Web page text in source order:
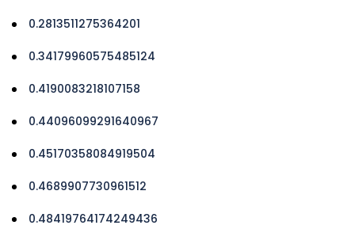
0.2813511275364201
0.34179960575485124
0.4190083218107158
0.44096099291640967
0.45170358084919504
0.4689907730961512
0.48419764174249436